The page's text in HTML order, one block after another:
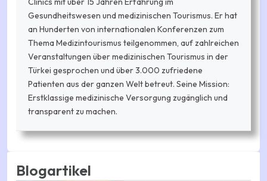
Gesundheitswesen und medizinischen Tourismus. Er hat
an Hunderten von internationalen Konferenzen zum
Thema Medizintourismus teilgenommen, auf zahlreichen
Veranstaltungen über medizinischen Tourismus in der
Türkei gesprochen und über 3.000 zufriedene
Patienten aus der ganzen Welt betreut. Seine Mission:
Erstklassige medizinische Versorgung zugänglich und
transparent zu machen.
Blogartikel